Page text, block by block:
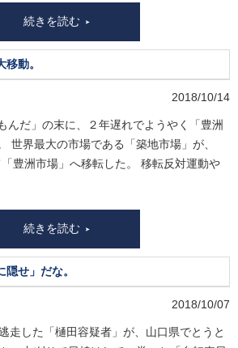
続きを読む
動。
2018/10/14
んだ」の末に、２年遅れでようやく「豊洲
世界最大の市場である「築地市場」が、
豊洲市場」へ移転した。 移転反対運動や
続きを読む
せ」だな。
2018/10/07
走した「樋田容疑者」が、山口県でとうと